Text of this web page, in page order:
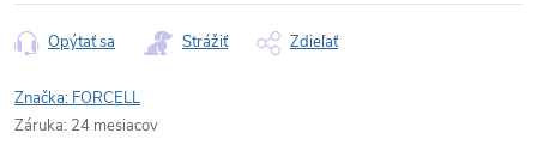
Opýtať sa Strážiť Zdieľať
Značka: FORCELL
Záruka: 24 mesiacov